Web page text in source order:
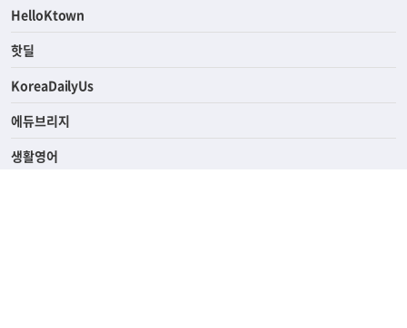
HelloKtown
핫딜
KoreaDailyUs
에듀브리지
생활영어